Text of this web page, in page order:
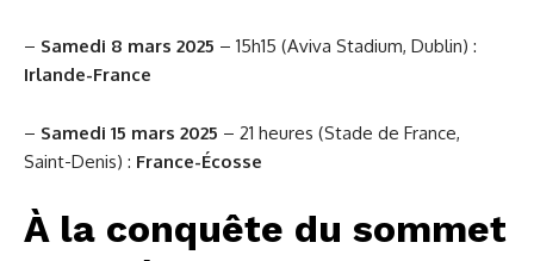
– Samedi 8 mars 2025 – 15h15 (Aviva Stadium, Dublin) :
Irlande-France
– Samedi 15 mars 2025 – 21 heures (Stade de France,
Saint-Denis) : France-Écosse
À la conquête du sommet